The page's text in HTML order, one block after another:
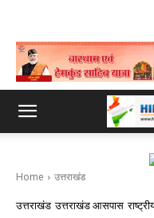
Home उत्तराखंड
उत्तराखंड उत्तराखंड आसपास